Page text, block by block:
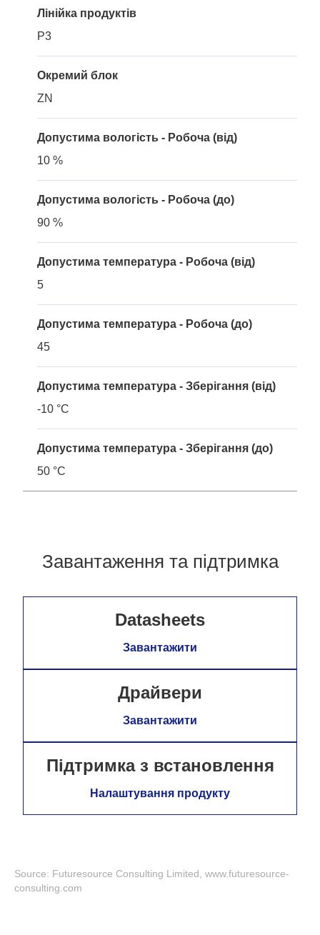
Лінійка продуктів
P3
Окремий блок
ZN
Допустима вологість - Робоча (від)
10 %
Допустима вологість - Робоча (до)
90 %
Допустима температура - Робоча (від)
5
Допустима температура - Робоча (до)
45
Допустима температура - Зберігання (від)
-10 °C
Допустима температура - Зберігання (до)
50 °C
Завантаження та підтримка
Datasheets
Завантажити
Драйвери
Завантажити
Підтримка з встановлення
Налаштування продукту
Source: Futuresource Consulting Limited, www.futuresource-
consulting.com